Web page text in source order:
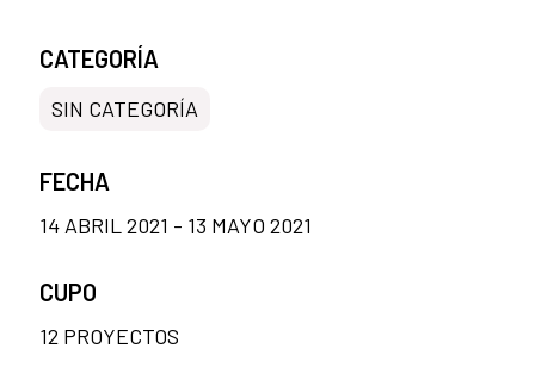
CATEGORÍA
SIN CATEGORÍA
FECHA
14 ABRIL 2021 - 13 MAYO 2021
CUPO
12 PROYECTOS